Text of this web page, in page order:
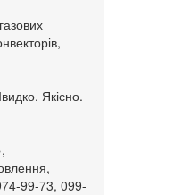
Якісно.
99-73, 099-